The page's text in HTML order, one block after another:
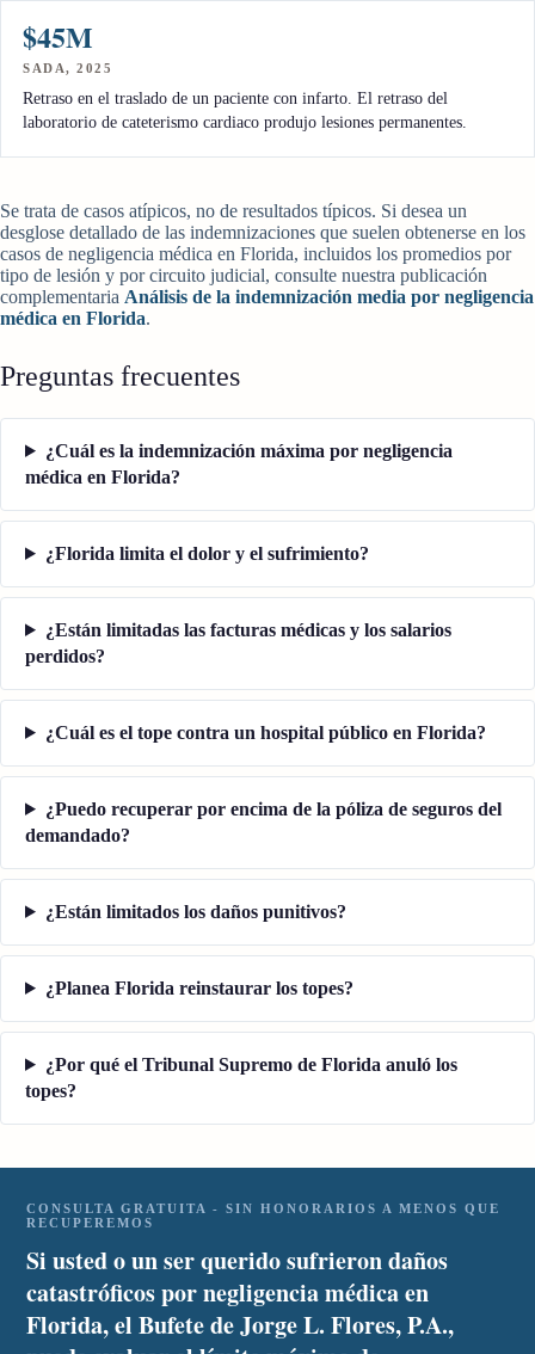
$45M
SADA, 2025
Retraso en el traslado de un paciente con infarto. El retraso del
laboratorio de cateterismo cardiaco produjo lesiones permanentes.
Se trata de casos atípicos, no de resultados típicos. Si desea un
desglose detallado de las indemnizaciones que suelen obtenerse en los
casos de negligencia médica en Florida, incluidos los promedios por
tipo de lesión y por circuito judicial, consulte nuestra publicación
complementaria Análisis de la indemnización media por negligencia
médica en Florida.
Preguntas frecuentes
¿Cuál es la indemnización máxima por negligencia
médica en Florida?
¿Florida limita el dolor y el sufrimiento?
¿Están limitadas las facturas médicas y los salarios
perdidos?
¿Cuál es el tope contra un hospital público en Florida?
¿Puedo recuperar por encima de la póliza de seguros del
demandado?
¿Están limitados los daños punitivos?
¿Planea Florida reinstaurar los topes?
¿Por qué el Tribunal Supremo de Florida anuló los
topes?
CONSULTA GRATUITA - SIN HONORARIOS A MENOS QUE
RECUPEREMOS
Si usted o un ser querido sufrieron daños
catastróficos por negligencia médica en
Florida, el Bufete de Jorge L. Flores, P.A.,